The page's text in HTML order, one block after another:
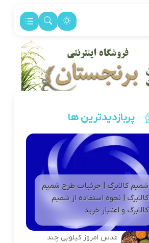
پربازدیدترین ها
شمیم کالابرگ | جزئیات طرح شمیم
کالابرگ | نحوه استفاده از شمیم
کالابرگ و اعتبار خرید
عدس امروز کیلویی چند